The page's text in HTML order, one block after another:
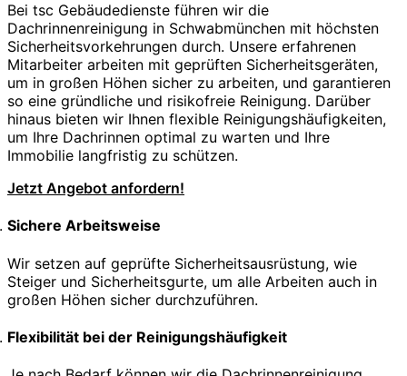
Bei tsc Gebäudedienste führen wir die
Dachrinnenreinigung in Schwabmünchen mit höchsten
Sicherheitsvorkehrungen durch. Unsere erfahrenen
Mitarbeiter arbeiten mit geprüften Sicherheitsgeräten,
um in großen Höhen sicher zu arbeiten, und garantieren
so eine gründliche und risikofreie Reinigung. Darüber
hinaus bieten wir Ihnen flexible Reinigungshäufigkeiten,
um Ihre Dachrinnen optimal zu warten und Ihre
Immobilie langfristig zu schützen.
Jetzt Angebot anfordern!
Sichere Arbeitsweise
Wir setzen auf geprüfte Sicherheitsausrüstung, wie
Steiger und Sicherheitsgurte, um alle Arbeiten auch in
großen Höhen sicher durchzuführen.
Flexibilität bei der Reinigungshäufigkeit